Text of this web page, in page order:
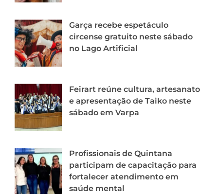
Garça recebe espetáculo
circense gratuito neste sábado
no Lago Artificial
Feirart reúne cultura, artesanato
e apresentação de Taiko neste
sábado em Varpa
Profissionais de Quintana
participam de capacitação para
fortalecer atendimento em
saúde mental